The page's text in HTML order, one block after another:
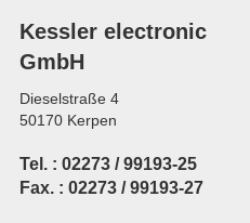
Kessler electronic
GmbH
Dieselstraße 4
50170 Kerpen
Tel. : 02273 / 99193-25
Fax. : 02273 / 99193-27